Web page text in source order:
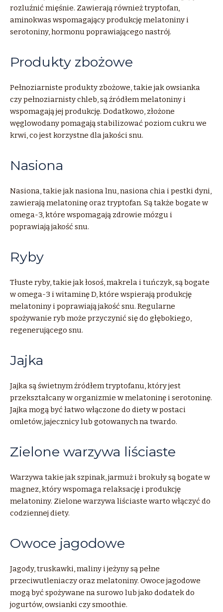
rozluźnić mięśnie. Zawierają również tryptofan,
aminokwas wspomagający produkcję melatoniny i
serotoniny, hormonu poprawiającego nastrój.
Produkty zbożowe
Pełnoziarniste produkty zbożowe, takie jak owsianka
czy pełnoziarnisty chleb, są źródłem melatoniny i
wspomagają jej produkcję. Dodatkowo, złożone
węglowodany pomagają stabilizować poziom cukru we
krwi, co jest korzystne dla jakości snu.
Nasiona
Nasiona, takie jak nasiona lnu, nasiona chia i pestki dyni,
zawierają melatoninę oraz tryptofan. Są także bogate w
omega-3, które wspomagają zdrowie mózgu i
poprawiają jakość snu.
Ryby
Tłuste ryby, takie jak łosoś, makrela i tuńczyk, są bogate
w omega-3 i witaminę D, które wspierają produkcję
melatoniny i poprawiają jakość snu. Regularne
spożywanie ryb może przyczynić się do głębokiego,
regenerującego snu.
Jajka
Jajka są świetnym źródłem tryptofanu, który jest
przekształcany w organizmie w melatoninę i serotoninę.
Jajka mogą być łatwo włączone do diety w postaci
omletów, jajecznicy lub gotowanych na twardo.
Zielone warzywa liściaste
Warzywa takie jak szpinak, jarmuż i brokuły są bogate w
magnez, który wspomaga relaksację i produkcję
melatoniny. Zielone warzywa liściaste warto włączyć do
codziennej diety.
Owoce jagodowe
Jagody, truskawki, maliny i jeżyny są pełne
przeciwutleniaczy oraz melatoniny. Owoce jagodowe
mogą być spożywane na surowo lub jako dodatek do
jogurtów, owsianki czy smoothie.